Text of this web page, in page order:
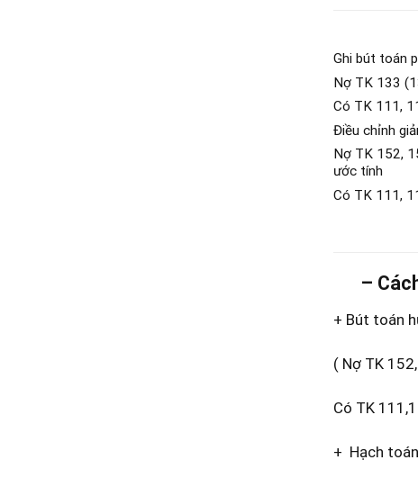
Ghi bút toán
Nợ TK 133
Có TK 111,
Điều chỉnh
Nợ TK 152,
ước tính
Có TK 111,
– Cách
+ Bút toán
( Nợ TK
Có TK
+ Hạch